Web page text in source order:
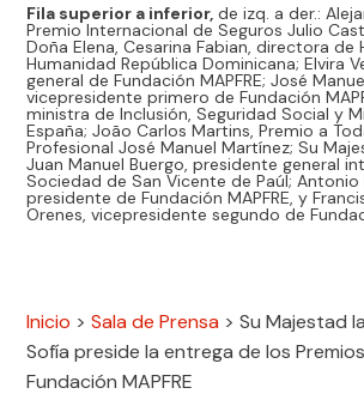
Fila superior a inferior, de izq. a der.:
Premio Internacional de Seguros Julio
Doña Elena, Cesarina Fabian, directora de
Humanidad República Dominicana; Elvira
general de Fundación MAPFRE; José
vicepresidente primero de Fundación
ministra de Inclusión, Seguridad Social y
España; João Carlos Martins, Premio a
Profesional José Manuel Martínez; Su
Juan Manuel Buergo, presidente general
Sociedad de San Vicente de Paúl; Antonio
presidente de Fundación MAPFRE, y
Orenes, vicepresidente segundo de
Inicio >Sala de Prensa >Su Majestad
Sofía preside la entrega de los
Fundación MAPFRE